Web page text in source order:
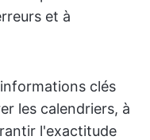
et à
clés
les calendriers, à
l'exactitude